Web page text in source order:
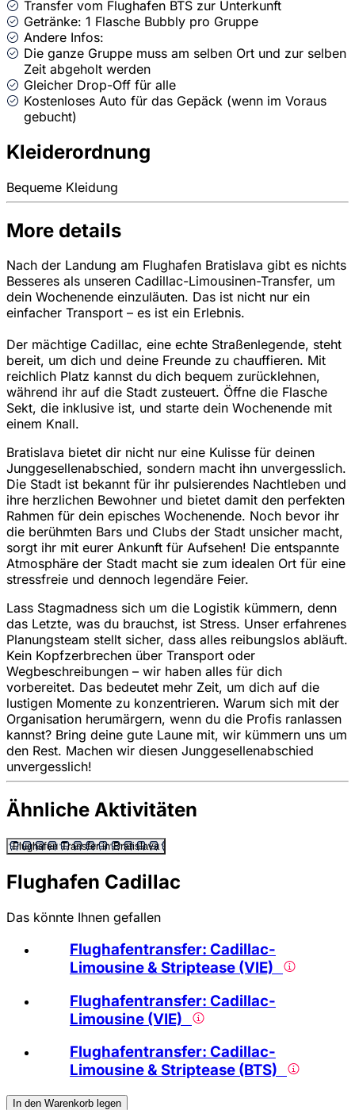
Transfer vom Flughafen BTS zur Unterkunft
Getränke: 1 Flasche Bubbly pro Gruppe
Andere Infos:
Die ganze Gruppe muss am selben Ort und zur selben
Zeit abgeholt werden
Gleicher Drop-Off für alle
Kostenloses Auto für das Gepäck (wenn im Voraus
gebucht)
Kleiderordnung
Bequeme Kleidung
More details
Nach der Landung am Flughafen Bratislava gibt es nichts
Besseres als unseren Cadillac-Limousinen-Transfer, um
dein Wochenende einzuläuten. Das ist nicht nur ein
einfacher Transport – es ist ein Erlebnis.
Der mächtige Cadillac, eine echte Straßenlegende, steht
bereit, um dich und deine Freunde zu chauffieren. Mit
reichlich Platz kannst du dich bequem zurücklehnen,
während ihr auf die Stadt zusteuert. Öffne die Flasche
Sekt, die inklusive ist, und starte dein Wochenende mit
einem Knall.
Bratislava bietet dir nicht nur eine Kulisse für deinen
Junggesellenabschied, sondern macht ihn unvergesslich.
Die Stadt ist bekannt für ihr pulsierendes Nachtleben und
ihre herzlichen Bewohner und bietet damit den perfekten
Rahmen für dein episches Wochenende. Noch bevor ihr
die berühmten Bars und Clubs der Stadt unsicher macht,
sorgt ihr mit eurer Ankunft für Aufsehen! Die entspannte
Atmosphäre der Stadt macht sie zum idealen Ort für eine
stressfreie und dennoch legendäre Feier.
Lass Stagmadness sich um die Logistik kümmern, denn
das Letzte, was du brauchst, ist Stress. Unser erfahrenes
Planungsteam stellt sicher, dass alles reibungslos abläuft.
Kein Kopfzerbrechen über Transport oder
Wegbeschreibungen – wir haben alles für dich
vorbereitet. Das bedeutet mehr Zeit, um dich auf die
lustigen Momente zu konzentrieren. Warum sich mit der
Organisation herumärgern, wenn du die Profis ranlassen
kannst? Bring deine gute Laune mit, wir kümmern uns um
den Rest. Machen wir diesen Junggesellenabschied
unvergesslich!
Ähnliche Aktivitäten
Flughafen Transfer in Bratislava
Flughafen Cadillac
Das könnte Ihnen gefallen
Flughafentransfer: Cadillac-
Limousine & Striptease (VIE)
Flughafentransfer: Cadillac-
Limousine (VIE)
Flughafentransfer: Cadillac-
Limousine & Striptease (BTS)
In den Warenkorb legen